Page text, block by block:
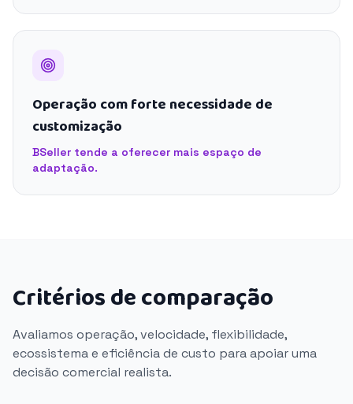
Operação com forte necessidade de
customização
BSeller tende a oferecer mais espaço de
adaptação.
Critérios de comparação
Avaliamos operação, velocidade, flexibilidade,
ecossistema e eficiência de custo para apoiar uma
decisão comercial realista.